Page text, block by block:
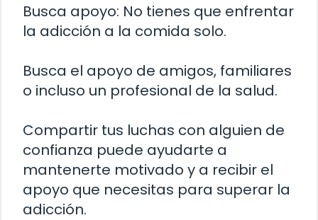
Busca apoyo: No tienes que enfrentar
la adicción a la comida solo.
Busca el apoyo de amigos, familiares
o incluso un profesional de la salud.
Compartir tus luchas con alguien de
confianza puede ayudarte a
mantenerte motivado y a recibir el
apoyo que necesitas para superar la
adicción.